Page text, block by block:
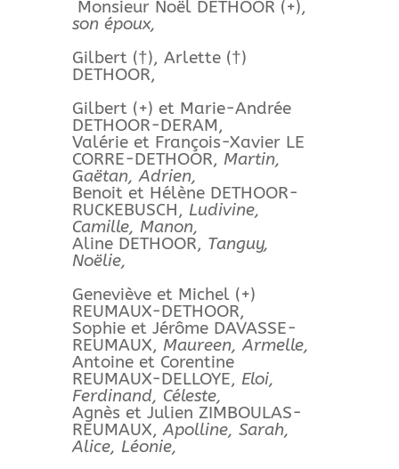
Monsieur Noël DETHOOR (+),
son époux,
Gilbert (†), Arlette (†)
DETHOOR,
Gilbert (+) et Marie-Andrée
DETHOOR-DERAM,
Valérie et François-Xavier LE
CORRE-DETHOOR, Martin,
Gaëtan, Adrien,
Benoit et Hélène DETHOOR-
RUCKEBUSCH, Ludivine,
Camille, Manon,
Aline DETHOOR, Tanguy,
Noëlie,
Geneviève et Michel (+)
REUMAUX-DETHOOR,
Sophie et Jérôme DAVASSE-
REUMAUX, Maureen, Armelle,
Antoine et Corentine
REUMAUX-DELLOYE, Eloi,
Ferdinand, Céleste,
Agnès et Julien ZIMBOULAS-
REUMAUX,Apolline, Sarah,
Alice, Léonie,